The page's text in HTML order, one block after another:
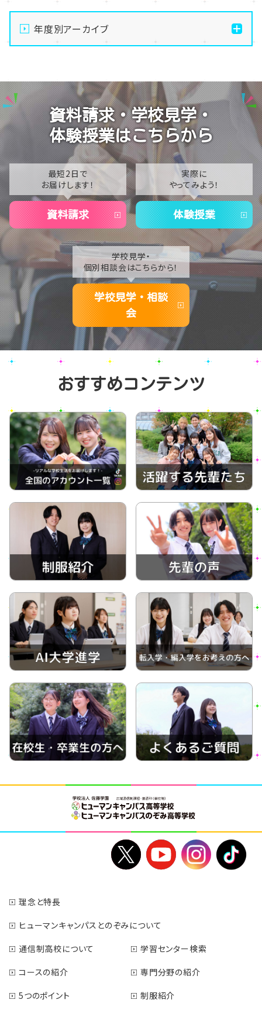
【仙台】自分のペースで苦手克服！AI大学進学専攻の魅
力を徹底解説します✨🤖
【仙台】夏季休業のお知らせ
まりました🌻
【仙台】1年生のレクリエーション～仙台市博物館で「伊
達政宗からの挑戦状」に挑戦しました⚔️✨～
【仙台】ホームルームで「TAGIRON（タギロン）」を行い
ました！🧩🔢
年度別アーカイブ
2025
2024
2023
2021
2020
資料請求・学校見学・
体験授業はこちらから
最短2日で
お届けします！
資料請求
実際に
やってみよう！
体験授業
学校見学・
個別相談会はこちらから！
学校見学・相談
会
おすすめコンテンツ
理念と特長
ヒューマンキャンパスとのぞみについて
通信制高校について
学習センター検索
コースの紹介
専門分野の紹介
5つのポイント
制服紹介